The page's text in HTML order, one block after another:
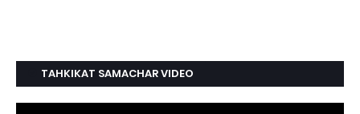
TAHKIKAT SAMACHAR VIDEO